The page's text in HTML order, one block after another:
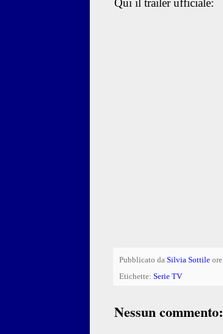
Qui il trailer ufficiale:
Pubblicato da Silvia Sottile ore
Etichette: Serie TV
Nessun commento: